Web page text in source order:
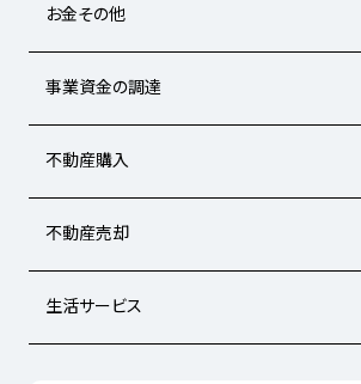
お金その他
事業資金の調達
不動産購入
不動産売却
生活サービス